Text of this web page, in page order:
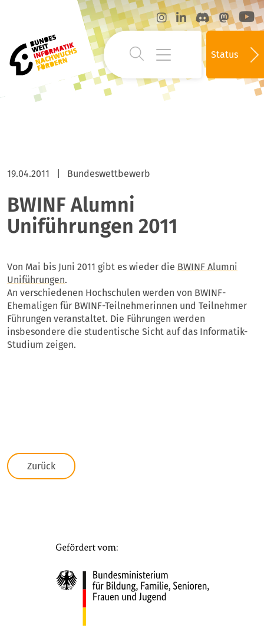
Status
19.04.2011 Bundeswettbewerb
BWINF Alumni
Uniführungen 2011
Von Mai bis Juni 2011 gibt es wieder die BWINF Alumni
Uniführungen.
An verschiedenen Hochschulen werden von BWINF-
Ehemaligen für BWINF-Teilnehmerinnen und Teilnehmer
Führungen veranstaltet. Die Führungen werden
insbesondere die studentische Sicht auf das Informatik-
Studium zeigen.
Zurück